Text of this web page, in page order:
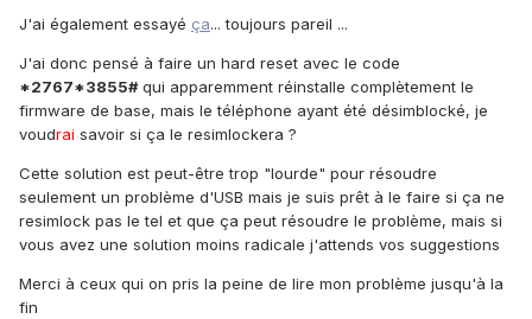
J'ai également essayé ça... toujours pareil ...
J'ai donc pensé à faire un hard reset avec le code
*2767*3855#qui apparemment réinstalle complètement le
firmware de base, mais le téléphone ayant été désimblocké, je
voudrai savoir si ça le resimlockera ?
Cette solution est peut-être trop "lourde" pour résoudre
seulement un problème d'USB mais je suis prêt à le faire si ça ne
resimlock pas le tel et que ça peut résoudre le problème, mais si
vous avez une solution moins radicale j'attends vos suggestions
Merci à ceux qui on pris la peine de lire mon problème jusqu'à la
fin